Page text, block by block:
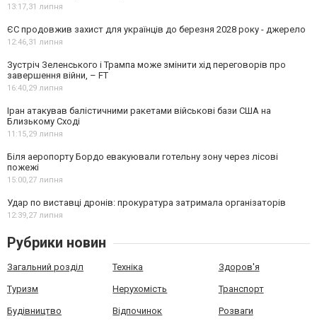
13:17,31 липня
ЄС продовжив захист для українців до березня 2028 року - джерело
12:46,31 липня
Зустріч Зеленського і Трампа може змінити хід переговорів про
завершення війни, – FT
16:40,29 липня
Іран атакував балістичними ракетами військові бази США на
Близькому Сході
11:15,29 липня
Біля аеропорту Бордо евакуювали готельну зону через лісові
пожежі
15:00,27 липня
Удар по виставці дронів: прокуратура затримала організаторів
12:39,27 липня
Рубрики новин
Загальний розділ Техніка Здоров'я
Туризм Нерухомість Транспорт
Будівництво Відпочинок Розваги